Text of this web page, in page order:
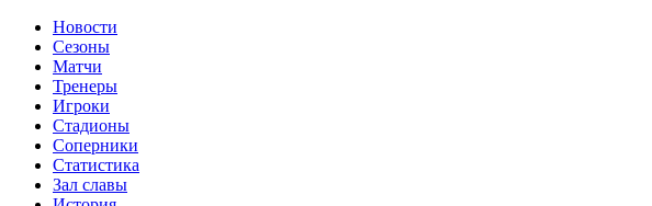
Новости
Сезоны
Матчи
Тренеры
Игроки
Стадионы
Соперники
Статистика
Зал славы